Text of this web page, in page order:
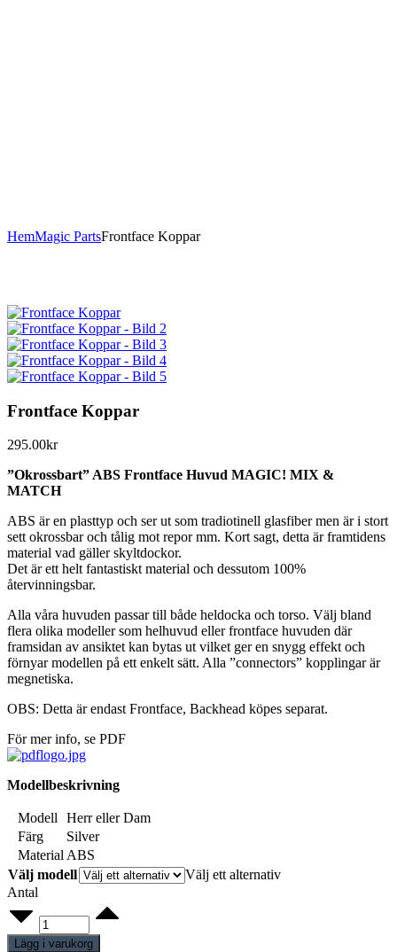
HemMagic PartsFrontface Koppar
Frontface Koppar
295.00kr
”Okrossbart” ABS Frontface Huvud MAGIC! MIX &
MATCH
ABS är en plasttyp och ser ut som tradiotinell glasfiber men är i stort
sett okrossbar och tålig mot repor mm. Kort sagt, detta är framtidens
material vad gäller skyltdockor.
Det är ett helt fantastiskt material och dessutom 100%
återvinningsbar.
Alla våra huvuden passar till både heldocka och torso. Välj bland
flera olika modeller som helhuvud eller frontface huvuden där
framsidan av ansiktet kan bytas ut vilket ger en snygg effekt och
förnyar modellen på ett enkelt sätt. Alla ”connectors” kopplingar är
megnetiska.
OBS: Detta är endast Frontface, Backhead köpes separat.
För mer info, se PDF
Modellbeskrivning
Modell
Herr eller Dam
Färg
Silver
Material ABS
Välj modell
Välj ett alternativ
Antal
Frontface
Koppar
quantity
Lägg i varukorg